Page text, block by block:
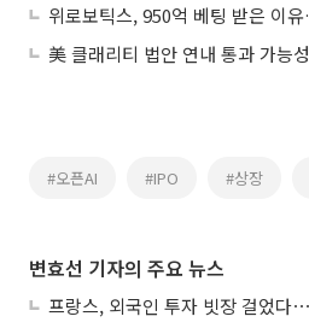
#오픈AI #IPO #상장
변효선 기자의 주요 뉴스